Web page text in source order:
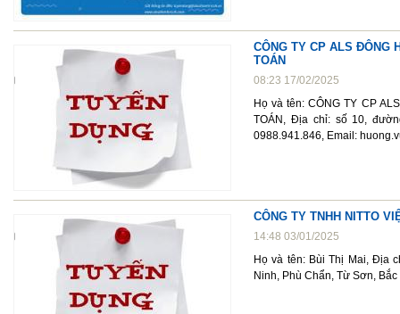
CÔNG TY CP ALS ĐÔNG
TOÁN
08:23 17/02/2025
Họ và tên: CÔNG TY CP
TOÁN, Địa chỉ: số 10,
0988.941.846, Email:
CÔNG TY TNHH NITTO
14:48 03/01/2025
Họ và tên: Bùi Thị Mai, Địa
Ninh, Phù Chẩn, Từ Sơn,